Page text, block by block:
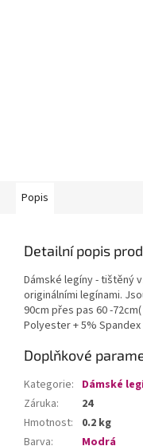
Popis
Detailní popis
Dámské legíny - tištěný
originálními legínami.
90cm přes pas 60 -
Polyester + 5% Spandex
Doplňkové
Kategorie: Dámské
Záruka:
24
Hmotnost:
0.2 kg
Barva:
Modrá